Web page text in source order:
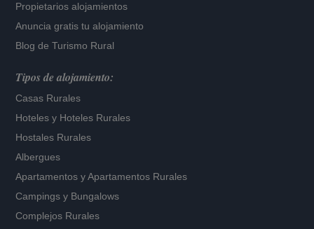
Propietarios alojamientos
Anuncia gratis tu alojamiento
Blog de Turismo Rural
Tipos de alojamiento:
Casas Rurales
Hoteles y Hoteles Rurales
Hostales Rurales
Albergues
Apartamentos yApartamentos Rurales
Campings y Bungalows
Complejos Rurales